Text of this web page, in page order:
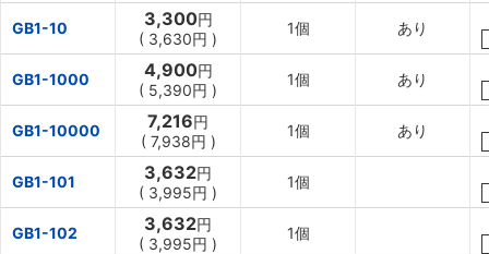
GB1-10 3,300円
( 3,630円 )
1個 あり
GB1-1000 4,900円
( 5,390円 )
1個 あり
GB1-10000 7,216円
( 7,938円 )
1個 あり
GB1-101 3,632円
( 3,995円 )
1個
GB1-102 3,632円
( 3,995円 )
1個